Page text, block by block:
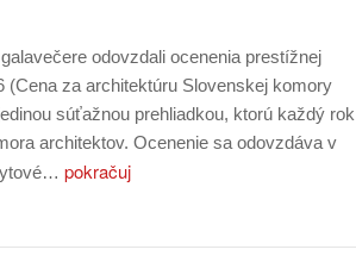
odovzdali ocenenia prestížnej
za architektúru Slovenskej komory
súťažnou prehliadkou, ktorú každý rok
architektov. Ocenenie sa odovzdáva v
pokračuj